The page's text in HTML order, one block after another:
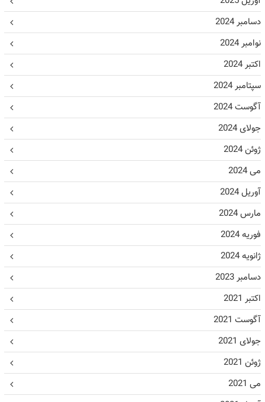
دسامبر 2024
نوامبر 2024
اکتبر 2024
سپتامبر 2024
آگوست 2024
جولای 2024
ژوئن 2024
می 2024
آوریل 2024
مارس 2024
فوریه 2024
ژانویه 2024
دسامبر 2023
اکتبر 2021
آگوست 2021
جولای 2021
ژوئن 2021
می 2021